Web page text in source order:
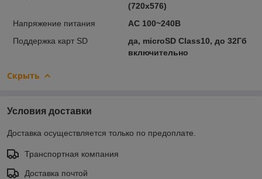
(720x576)
Напряжение питания
AC 100~240В
Поддержка карт SD
да, microSD Class10, до 32Гб
включительно
Скрыть
Условия доставки
Доставка осуществляется только по предоплате.
Транспортная компания
Доставка почтой